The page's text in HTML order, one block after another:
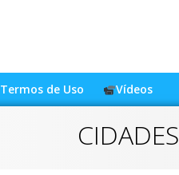
Termos de Uso Vídeos
CIDADES